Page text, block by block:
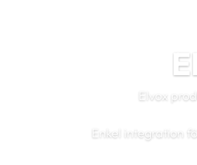
Elvox
Enkel integration